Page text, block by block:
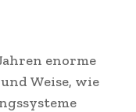
enorme
Weise, wie